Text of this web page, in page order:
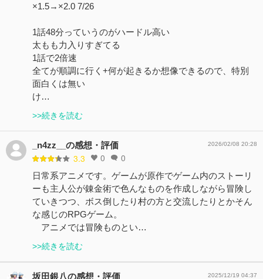
×1.5→×2.0 7/26
1話48分っていうのがハードル高い
太もも力入りすぎてる
1話で2倍速
全てが順調に行く+何が起きるか想像できるので、特別
面白くは無い
け…
>>続きを読む
_n4zz__の感想・評価
3.3 0 0
2026/02/08 20:28
日常系アニメです。ゲームが原作でゲーム内のストーリ
ーも主人公が錬金術で色んなものを作成しながら冒険し
ていきつつ、ボス倒したり村の方と交流したりとかそん
な感じのRPGゲーム。
アニメでは冒険ものとい…
>>続きを読む
坂田銀八の感想・評価 2025/12/19 04:37